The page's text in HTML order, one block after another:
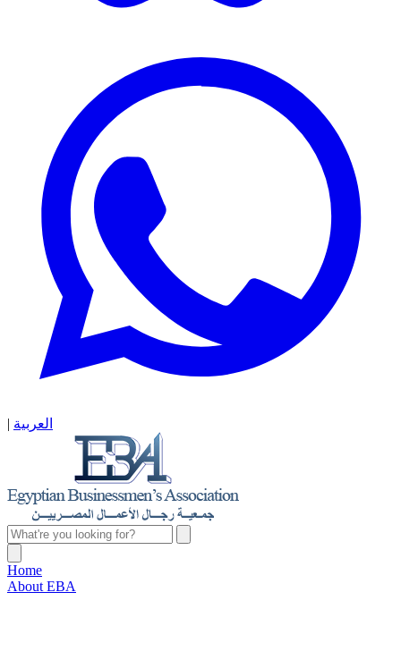
| العربية
Home
About EBA